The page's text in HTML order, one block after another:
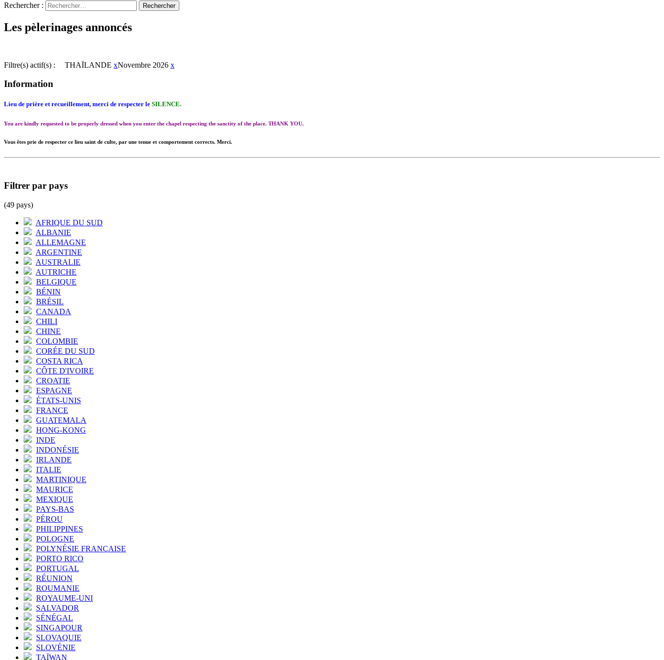
Rechercher :
Les pèlerinages annoncés
Filtre(s) actif(s) : THAÏLANDE xNovembre 2026 x
Information
Lieu de prière et recueillement, merci de respecter le SILENCE.
You are kindly requested to be properly dressed when you enter the chapel respecting the sanctity of the place. THANK YOU.
Vous êtes prie de respecter ce lieu saint de culte, par une tenue et comportement corrects. Merci.
Filtrer par pays
(49 pays)
AFRIQUE DU SUD
ALBANIE
ALLEMAGNE
ARGENTINE
AUSTRALIE
AUTRICHE
BELGIQUE
BÉNIN
BRÉSIL
CANADA
CHILI
CHINE
COLOMBIE
CORÉE DU SUD
COSTA RICA
CÔTE D'IVOIRE
CROATIE
ESPAGNE
ÉTATS-UNIS
FRANCE
GUATEMALA
HONG-KONG
INDE
INDONÉSIE
IRLANDE
ITALIE
MARTINIQUE
MAURICE
MEXIQUE
PAYS-BAS
PÉROU
PHILIPPINES
POLOGNE
POLYNÉSIE FRANÇAISE
PORTO RICO
PORTUGAL
RÉUNION
ROUMANIE
ROYAUME-UNI
SALVADOR
SÉNÉGAL
SINGAPOUR
SLOVAQUIE
SLOVÉNIE
TAÏWAN